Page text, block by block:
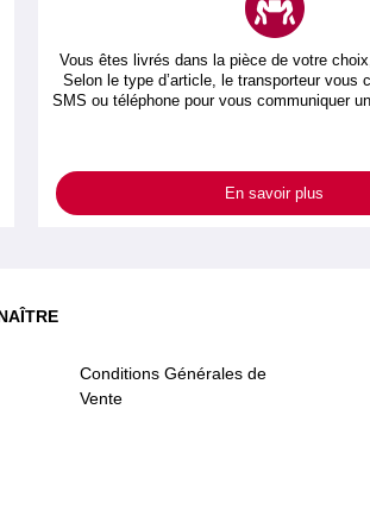
Vous êtes livrés dans la pièce de votre
Selon le type d’article, le transporteur vous
SMS ou téléphone pour vous communiquer
En savoir plus
Conditions Générales de
Vente